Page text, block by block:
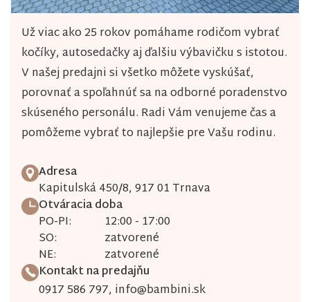
Už viac ako 25 rokov pomáhame rodičom vybrať
kočíky, autosedačky aj ďalšiu výbavičku s istotou.
V našej predajni si všetko môžete vyskúšať,
porovnať a spoľahnúť sa na odborné poradenstvo
skúseného personálu. Radi Vám venujeme čas a
pomôžeme vybrať to najlepšie pre Vašu rodinu.
Adresa
Kapitulská 450/8, 917 01 Trnava
Otváracia doba
PO-PI:
12:00 - 17:00
SO:
zatvorené
NE:
zatvorené
Kontakt na predajňu
0917 586 797, info@bambini.sk